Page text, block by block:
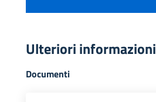
Ulteriori informazioni
Documenti